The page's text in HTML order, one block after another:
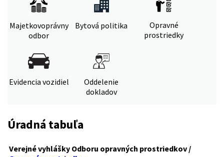
Majetkovoprávny
odbor
Bytová politika
Opravné
prostriedky
Evidencia vozidiel
Oddelenie
dokladov
Úradná tabuľa
Verejné vyhlášky Odboru opravných prostriedkov /